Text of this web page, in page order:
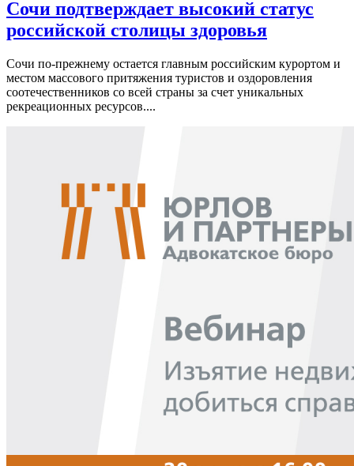
Сочи подтверждает высокий статус
российской столицы здоровья
Сочи по-прежнему остается главным российским курортом и
местом массового притяжения туристов и оздоровления
соотечественников со всей страны за счет уникальных
рекреационных ресурсов....